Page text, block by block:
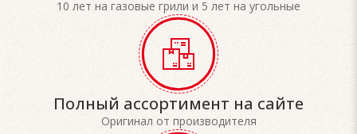
10 лет на газовые грили и 5 лет на угольные
Полный ассортимент на сайте
Оригинал от производителя